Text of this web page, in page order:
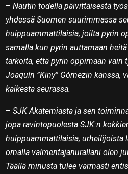
–Nautin todella päivittäisestä
yhdessä Suomen suurimmassa
huippuammattilaisia, joilta pyrin
samalla kun pyrin auttamaan
tarkoita, että pyrin oppimaan vain
Joaquín ”Kiny” Gómezin kanssa,
kaikesta seurassa.
–SJK Akatemiasta ja sen
jopa ravintopuolesta SJK:n
huippuammattilaisia, urheilijoista
omalla valmentajanurallani olen
Täällä minusta tulee varmasti